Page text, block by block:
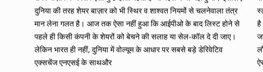
19
दुनिया की तरह शेयर बाज़ार को भी स्थिर व शाश्वत नियमों से चलनेवाला तंत्र
मान लेना गलत है। आज तक ऐसा नहीं हुआ कि आईपीओ के बाद लिस्ट होने से
पहले ही किसी कंपनी के शेयरों को बेचने की सलाह या सेल-कॉल दे दी जाए।
लेकिन भारत ही नहीं, दुनिया में वोल्यूम के आधार पर सबसे बड़े डेरिवेटिव
एक्सचेंज एनएसई के साथऔर